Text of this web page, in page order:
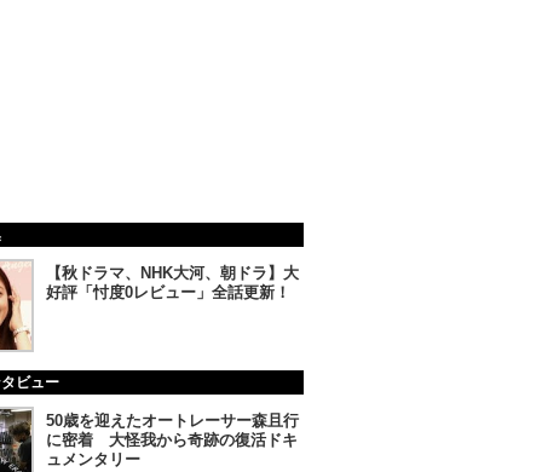
【秋ドラマ、NHK大河、朝ドラ】大
好評「忖度0レビュー」全話更新！
ビュー
50歳を迎えたオートレーサー森且行
に密着 大怪我から奇跡の復活ドキ
ュメンタリー